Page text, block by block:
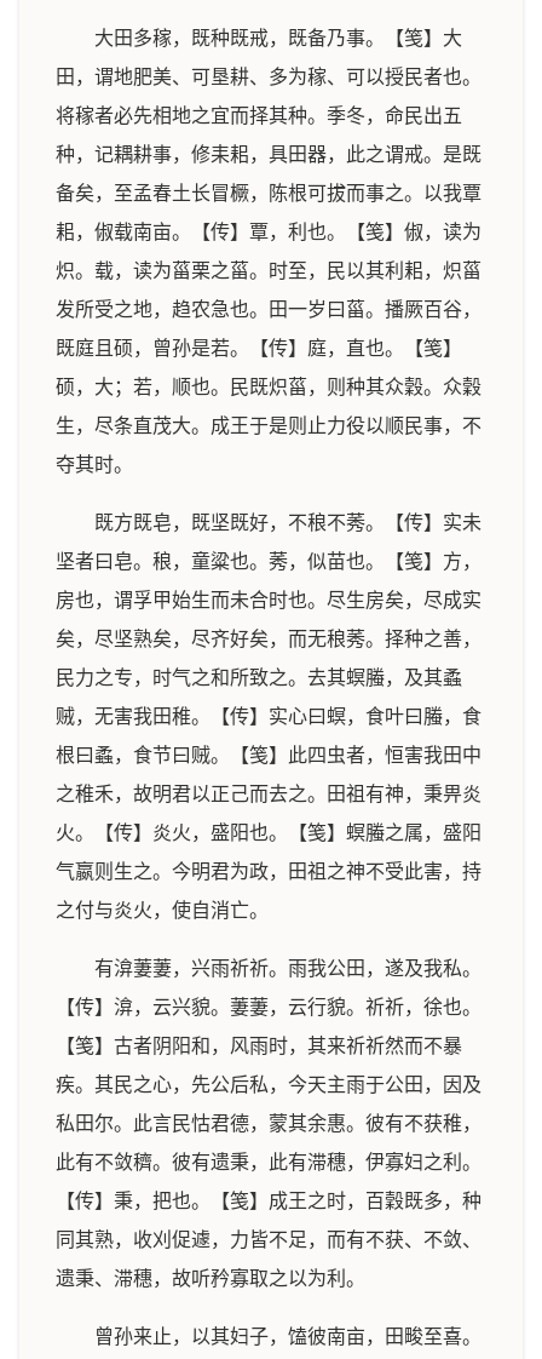
大田多稼，既种既戒，既备乃事。【笺】大
田，谓地肥美、可垦耕、多为稼、可以授民者也。
将稼者必先相地之宜而择其种。季冬，命民出五
种，记耦耕事，修耒耜，具田器，此之谓戒。是既
备矣，至孟春土长冒橛，陈根可拔而事之。以我覃
耜，俶载南亩。【传】覃，利也。【笺】俶，读为
炽。载，读为菑栗之菑。时至，民以其利耜，炽菑
发所受之地，趋农急也。田一岁曰菑。播厥百谷，
既庭且硕，曾孙是若。【传】庭，直也。【笺】
硕，大；若，顺也。民既炽菑，则种其众穀。众穀
生，尽条直茂大。成王于是则止力役以顺民事，不
夺其时。
既方既皂，既坚既好，不稂不莠。【传】实未
坚者曰皂。稂，童粱也。莠，似苗也。【笺】方，
房也，谓孚甲始生而未合时也。尽生房矣，尽成实
矣，尽坚熟矣，尽齐好矣，而无稂莠。择种之善，
民力之专，时气之和所致之。去其螟螣，及其蟊
贼，无害我田稚。【传】实心曰螟，食叶曰螣，食
根曰蟊，食节曰贼。【笺】此四虫者，恒害我田中
之稚禾，故明君以正己而去之。田祖有神，秉畀炎
火。【传】炎火，盛阳也。【笺】螟螣之属，盛阳
气嬴则生之。今明君为政，田祖之神不受此害，持
之付与炎火，使自消亡。
有渰萋萋，兴雨祈祈。雨我公田，遂及我私。
【传】渰，云兴貌。萋萋，云行貌。祈祈，徐也。
【笺】古者阴阳和，风雨时，其来祈祈然而不暴
疾。其民之心，先公后私，今天主雨于公田，因及
私田尔。此言民怙君德，蒙其余惠。彼有不获稚，
此有不敛穧。彼有遗秉，此有滞穗，伊寡妇之利。
【传】秉，把也。【笺】成王之时，百穀既多，种
同其熟，收刈促遽，力皆不足，而有不获、不敛、
遗秉、滞穗，故听矜寡取之以为利。
曾孙来止，以其妇子，馌彼南亩，田畯至喜。